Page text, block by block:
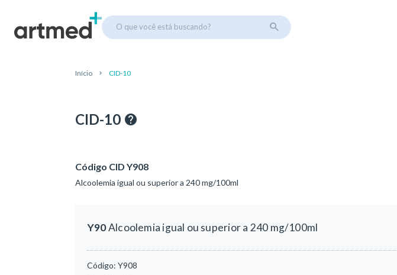
O que você está buscando?
Início CID-10
CID-10
Código CID Y908
Alcoolemia igual ou superior a 240 mg/100ml
Y90Alcoolemia igual ou superior a 240 mg/100ml
Código: Y908